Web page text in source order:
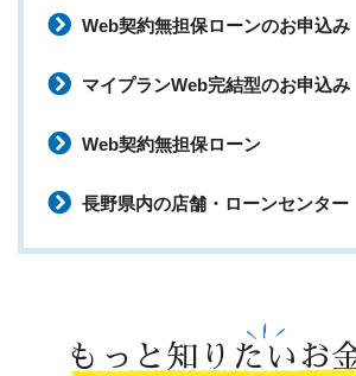
Web契約無担保ローンのお申込み
マイプランWeb完結型のお申込み
Web契約無担保ローン
長野県内の店舗・ローンセンター
もっと知りたいお